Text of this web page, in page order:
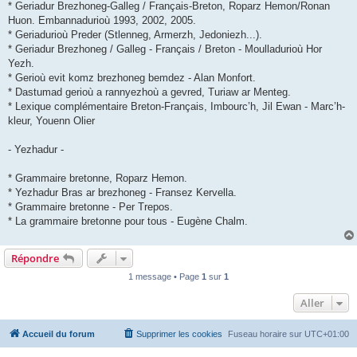
* Geriadur Brezhoneg-Galleg / Français-Breton, Roparz Hemon/Ronan
Huon. Embannadurioù 1993, 2002, 2005.
* Geriadurioù Preder (Stlenneg, Armerzh, Jedoniezh...).
* Geriadur Brezhoneg / Galleg - Français / Breton - Moulladurioù Hor
Yezh.
* Gerioù evit komz brezhoneg bemdez - Alan Monfort.
* Dastumad gerioù a rannyezhoù a gevred, Turiaw ar Menteg.
* Lexique complémentaire Breton-Français, Imbourc’h, Jil Ewan - Marc’h-
kleur, Youenn Olier
- Yezhadur -
* Grammaire bretonne, Roparz Hemon.
* Yezhadur Bras ar brezhoneg - Fransez Kervella.
* Grammaire bretonne - Per Trepos.
* La grammaire bretonne pour tous - Eugène Chalm.
Répondre
1 message • Page 1 sur 1
Aller
Accueil du forum Fuseau horaire sur UTC+01:00
Supprimer les cookies